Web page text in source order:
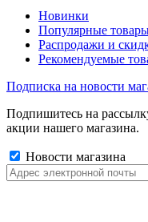
Новинки
Популярные
Распродажи и
Рекомендуемые
Подписка на новости
Подпишитесь на
акции нашего магазина.
Новости магазина